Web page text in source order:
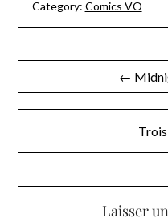
Category: Comics VO
Navigation
de
←
Laisser